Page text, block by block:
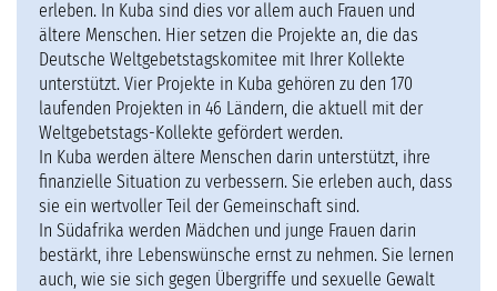
erleben. In Kuba sind dies vor allem auch Frauen und
ältere Menschen. Hier setzen die Projekte an, die das
Deutsche Weltgebetstagskomitee mit Ihrer Kollekte
unterstützt. Vier Projekte in Kuba gehören zu den 170
laufenden Projekten in 46 Ländern, die aktuell mit der
Weltgebetstags-Kollekte gefördert werden.
In Kuba werden ältere Menschen darin unterstützt, ihre
finanzielle Situation zu verbessern. Sie erleben auch, dass
sie ein wertvoller Teil der Gemeinschaft sind.
In Südafrika werden Mädchen und junge Frauen darin
bestärkt, ihre Lebenswünsche ernst zu nehmen. Sie lernen
auch, wie sie sich gegen Übergriffe und sexuelle Gewalt